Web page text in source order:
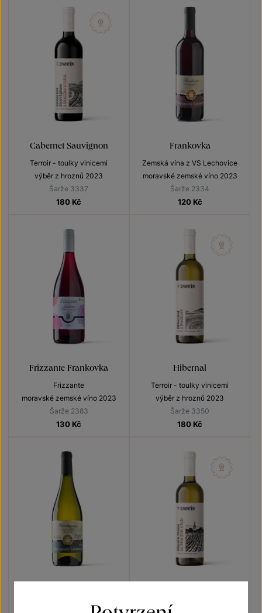
Cabernet Sauvignon
Terroir - toulky vinicemi
výběr z hroznů 2023
Šarže 3337
180 Kč
Frankovka
Zemská vína z VS Lechovice
moravské zemské víno 2023
Šarže 2334
120 Kč
Frizzante Frankovka
Frizzante
moravské zemské víno 2023
Šarže 2383
130 Kč
Hibernal
Terroir - toulky vinicemi
výběr z hroznů 2023
Šarže 3350
180 Kč
Přívlastková vína z VS Terroir - toulky vinicemi